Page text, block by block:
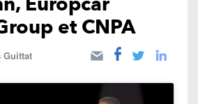
et CNPA
Guittat